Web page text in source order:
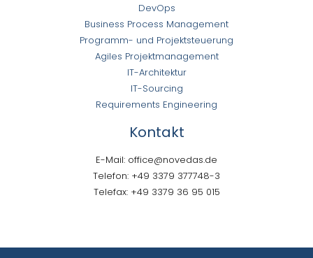
DevOps
Business Process Management
Programm- und Projektsteuerung
Agiles Projektmanagement
IT-Architektur
IT-Sourcing
Requirements Engineering
Kontakt
E-Mail: office@novedas.de
Telefon: +49 3379 377748-3
Telefax: +49 3379 36 95 015